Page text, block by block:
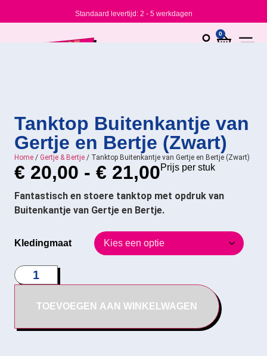
Standaard levertijd: 2 - 5 werkdagen
0
Tanktop Buitenkantje van
Gertje en Bertje (Zwart)
Home / Gertje & Bertje / Tanktop Buitenkantje van Gertje en Bertje (Zwart)
€ 20,00 - € 21,00Prijs per stuk
Fantastisch en stoere tanktop met opdruk van
Buitenkantje van Gertje en Bertje.
Kledingmaat
TOEVOEGEN AAN WINKELWAGEN